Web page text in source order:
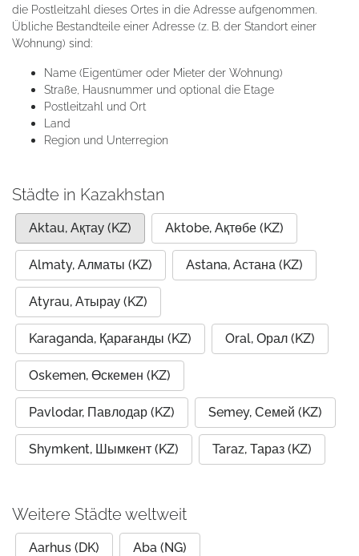
die Postleitzahl dieses Ortes in die Adresse aufgenommen.
Übliche Bestandteile einer Adresse (z. B. der Standort einer
Wohnung) sind:
Name (Eigentümer oder Mieter der Wohnung)
Straße, Hausnummer und optional die Etage
Postleitzahl und Ort
Land
Region und Unterregion
Städte in Kazakhstan
Aktau, Ақтау (KZ) Aktobe, Ақтөбе (KZ)
Almaty, Алматы (KZ) Astana, Астана (KZ)
Atyrau, Атырау (KZ)
Karaganda, Қарағанды (KZ) Oral, Орал (KZ)
Oskemen, Өскемен (KZ)
Pavlodar, Павлодар (KZ) Semey, Семей (KZ)
Shymkent, Шымкент (KZ) Taraz, Тараз (KZ)
Weitere Städte weltweit
Aarhus (DK) Aba (NG)